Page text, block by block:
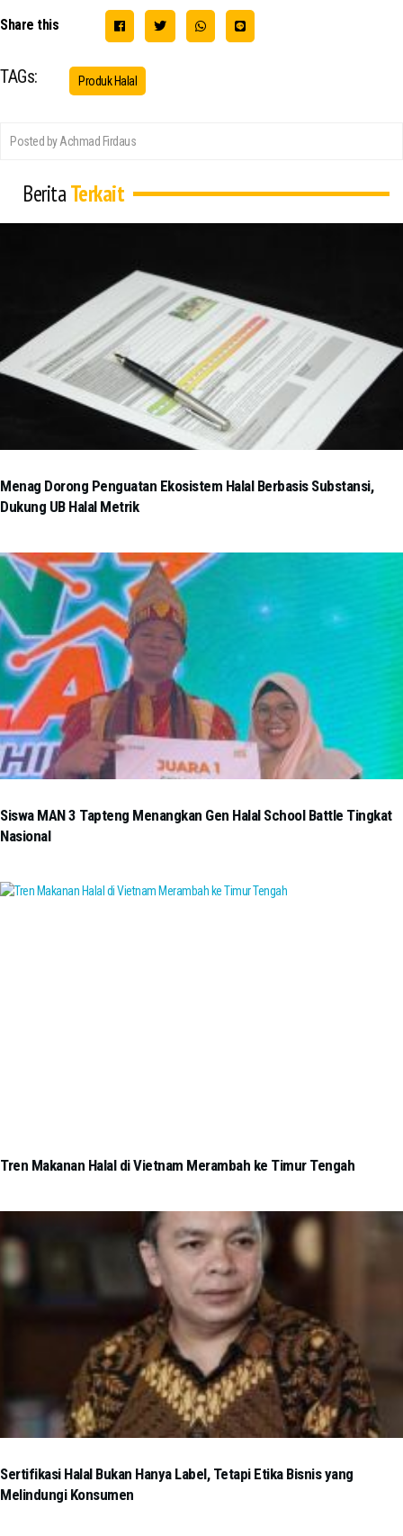
Share this
TAGs: Produk Halal
Posted by Achmad Firdaus
BeritaTerkait
Menag Dorong Penguatan Ekosistem Halal Berbasis Substansi,
Dukung UB Halal Metrik
Siswa MAN 3 Tapteng Menangkan Gen Halal School Battle Tingkat
Nasional
Tren Makanan Halal di Vietnam Merambah ke Timur Tengah
Sertifikasi Halal Bukan Hanya Label, Tetapi Etika Bisnis yang
Melindungi Konsumen